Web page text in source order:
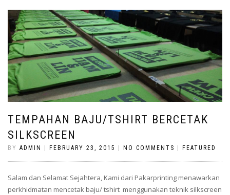
TEMPAHAN BAJU/TSHIRT BERCETAK
SILKSCREEN
BY ADMIN FEBRUARY 23, 2015 NO COMMENTS FEATURED
Salam dan Selamat Sejahtera, Kami dari Pakarprinting menawarkan
perkhidmatan mencetak baju/ tshirt menggunakan teknik silkscreen